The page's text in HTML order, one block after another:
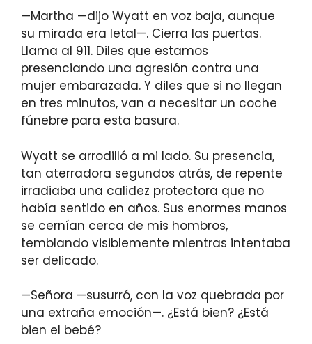
—Martha —dijo Wyatt en voz baja, aunque
su mirada era letal—. Cierra las puertas.
Llama al 911. Diles que estamos
presenciando una agresión contra una
mujer embarazada. Y diles que si no llegan
en tres minutos, van a necesitar un coche
fúnebre para esta basura.
Wyatt se arrodilló a mi lado. Su presencia,
tan aterradora segundos atrás, de repente
irradiaba una calidez protectora que no
había sentido en años. Sus enormes manos
se cernían cerca de mis hombros,
temblando visiblemente mientras intentaba
ser delicado.
—Señora —susurró, con la voz quebrada por
una extraña emoción—. ¿Está bien? ¿Está
bien el bebé?